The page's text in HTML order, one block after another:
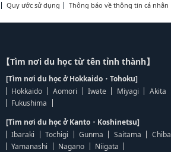
Quy ước sử dụng
Thông báo về thông tin cá nhân
【Tìm nơi du học từ tên tỉnh thành】
[Tìm nơi du học ở Hokkaido・Tohoku]
Hokkaido
Aomori Iwate Miyagi Akita
Fukushima
[Tìm nơi du học ở Kanto・Koshinetsu]
Ibaraki
Tochigi Gunma Saitama Chiba
Yamanashi
Nagano
Niigata